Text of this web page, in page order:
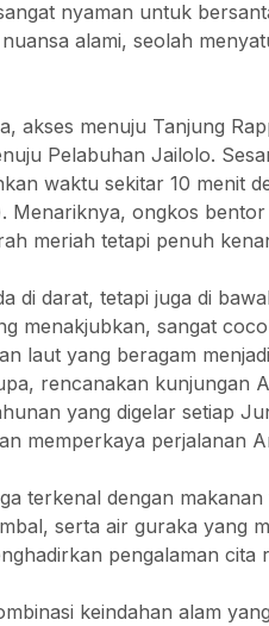
nyaman untuk
alami, seolah
akses menuju Tanjung
Pelabuhan Jailolo.
waktu sekitar 10 menit
ongkos
meriah tetapi penuh
di darat, tetapi juga di
menakjubkan, sangat
laut yang beragam
rencanakan kunjungan
yang digelar setiap
memperkaya perjalanan
terkenal dengan
serta air guraka yang
pengalaman
keindahan alam